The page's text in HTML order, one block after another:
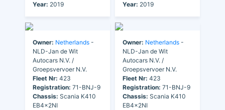
Year: 2019
Year: 2019
Owner: Netherlands -
NLD-Jan de Wit
Autocars N.V. /
Groepsvervoer N.V.
Fleet Nr: 423
Registration: 71-BNJ-9
Chassis: Scania K410
EB4x2NI
Owner: Netherlands -
NLD-Jan de Wit
Autocars N.V. /
Groepsvervoer N.V.
Fleet Nr: 423
Registration: 71-BNJ-9
Chassis: Scania K410
EB4x2NI